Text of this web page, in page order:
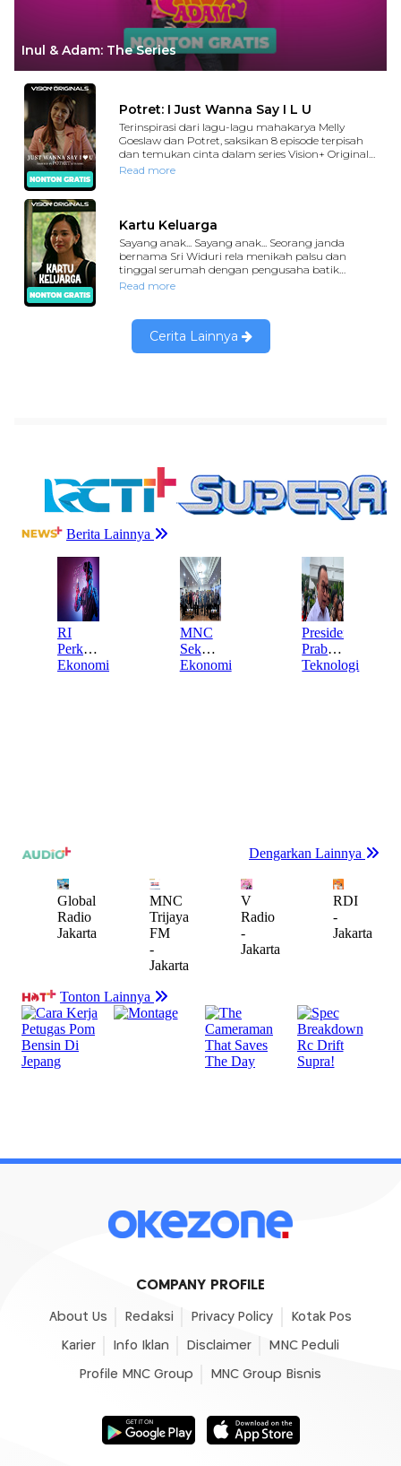
COMPANY PROFILE
About Us Redaksi Privacy Policy Kotak Pos
Karier Info Iklan Disclaimer MNC Peduli
Profile MNC Group MNC Group Bisnis